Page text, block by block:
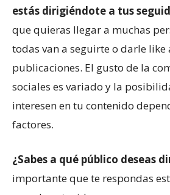
estás dirigiéndote a tus
que quieras llegar a muchas
todas van a seguirte o darle like
publicaciones. El gusto de la
sociales es variado y la
interesen en tu contenido
factores.
¿Sabes a qué público deseas
importante que te respondas